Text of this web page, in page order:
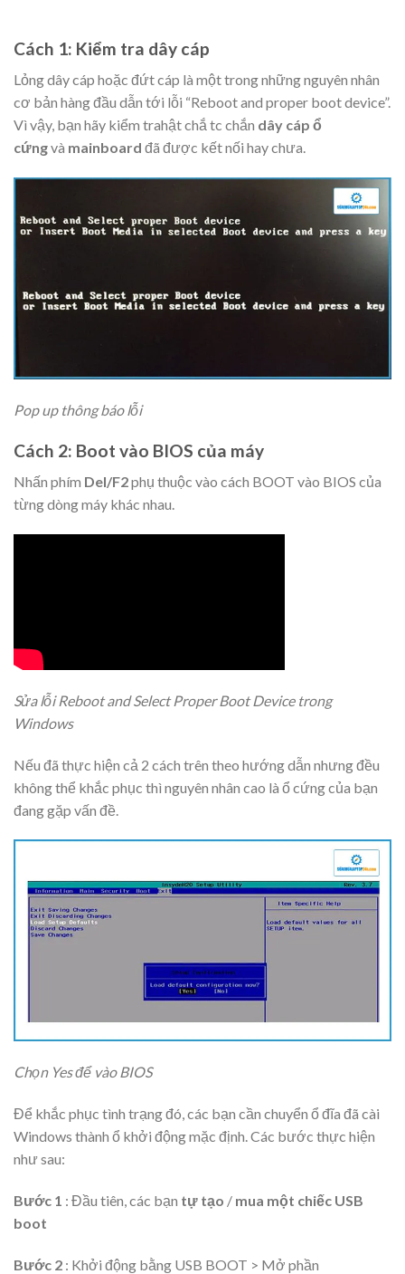
Cách 1: Kiểm tra dây cáp
Lỏng dây cáp hoặc đứt cáp là một trong những nguyên nhân
cơ bản hàng đầu dẫn tới lỗi “Reboot and proper boot device”.
Vì vậy, bạn hãy kiểm trahật chắ tc chắn dây cáp ổ
cứngvà mainboard đã được kết nối hay chưa.
Pop up thông báo lỗi
Cách 2: Boot vào BIOS của máy
Nhấn phím Del/F2phụ thuộc vào cách BOOT vào BIOS của
từng dòng máy khác nhau.
Sửa lỗi Reboot and Select Proper Boot Device trong
Windows
Nếu đã thực hiện cả 2 cách trên theo hướng dẫn nhưng đều
không thể khắc phục thì nguyên nhân cao là ổ cứng của bạn
đang gặp vấn đề.
Chọn Yes để vào BIOS
Để khắc phục tình trạng đó, các bạn cần chuyển ổ đĩa đã cài
Windows thành ổ khởi động mặc định. Các bước thực hiện
như sau:
Bước 1 : Đầu tiên, các bạn tự tạo / mua một chiếc USB
boot
Bước 2 : Khởi động bằng USB BOOT > Mở phần